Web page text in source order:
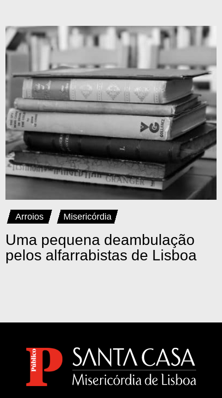
Uma pequena deambulação
pelos alfarrabistas de Lisboa
Arroios Misericórdia